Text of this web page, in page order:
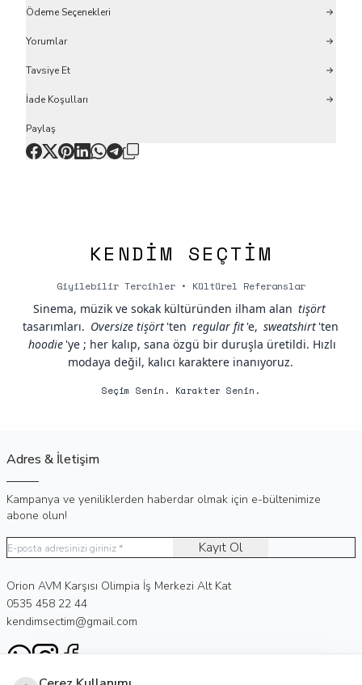
Ödeme Seçenekleri
Yorumlar
Tavsiye Et
İade Koşulları
Paylaş
KENDIM SEÇTIM
Giyilebilir Tercihler • Kültürel Referanslar
Sinema, müzik ve sokak kültüründen ilham alan tişört
tasarımları. Oversize tişört 'ten regular fit 'e, sweatshirt 'ten
hoodie 'ye ; her kalıp, sana özgü bir duruşla üretildi. Hızlı
modaya değil, kalıcı karaktere inanıyoruz.
Seçim Senin. Karakter Senin.
Adres & İletişim
Kampanya ve yeniliklerden haberdar olmak için e-bültenimize
abone olun!
Kayıt Ol
Adres
Orion AVM Karşısı Olimpia İş Merkezi Alt Kat
Telefon
0535 458 22 44
E-Posta
kendimsectim@gmail.com